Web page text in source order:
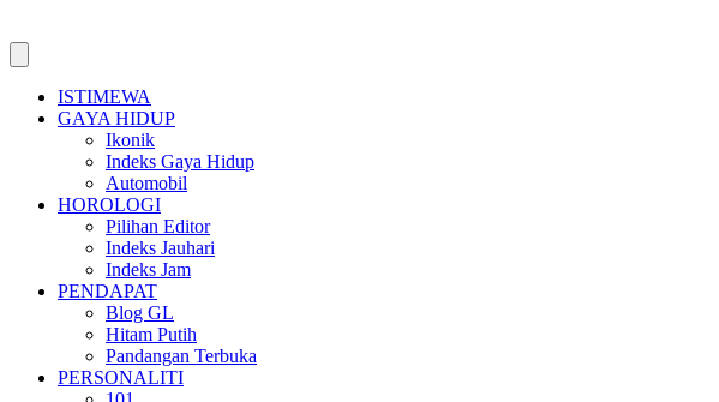
ISTIMEWA
GAYA HIDUP
Ikonik
Indeks Gaya Hidup
Automobil
HOROLOGI
Pilihan Editor
Indeks Jauhari
Indeks Jam
PENDAPAT
Blog GL
Hitam Putih
Pandangan Terbuka
PERSONALITI